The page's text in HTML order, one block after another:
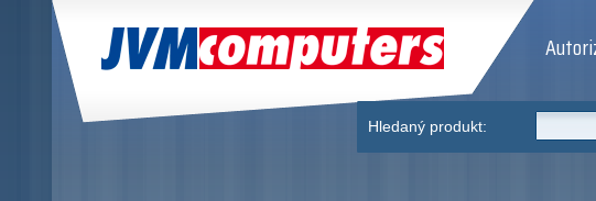
JVM Computers
Hledaný produkt: